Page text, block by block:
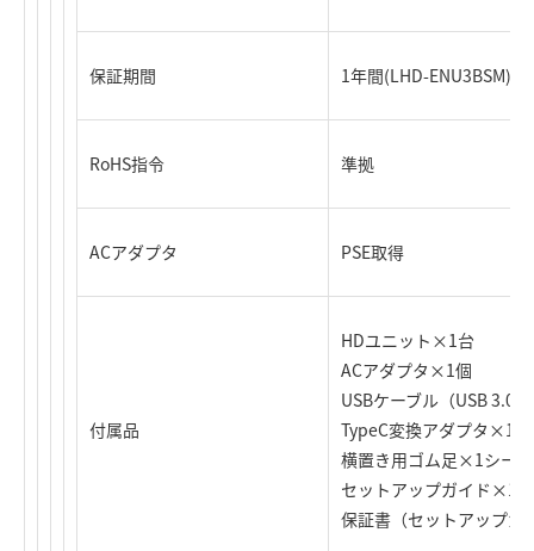
保証期間 1年間(LHD-ENU3BSM)
RoHS指令 準拠
ACアダプタ PSE取得
付属品
HDユニット×1台
ACアダプタ×1個
USBケーブル（USB 3.0
TypeC変換アダプタ×1個
横置き用ゴム足×1シート
セットアップガイド×1式
保証書（セットアップ